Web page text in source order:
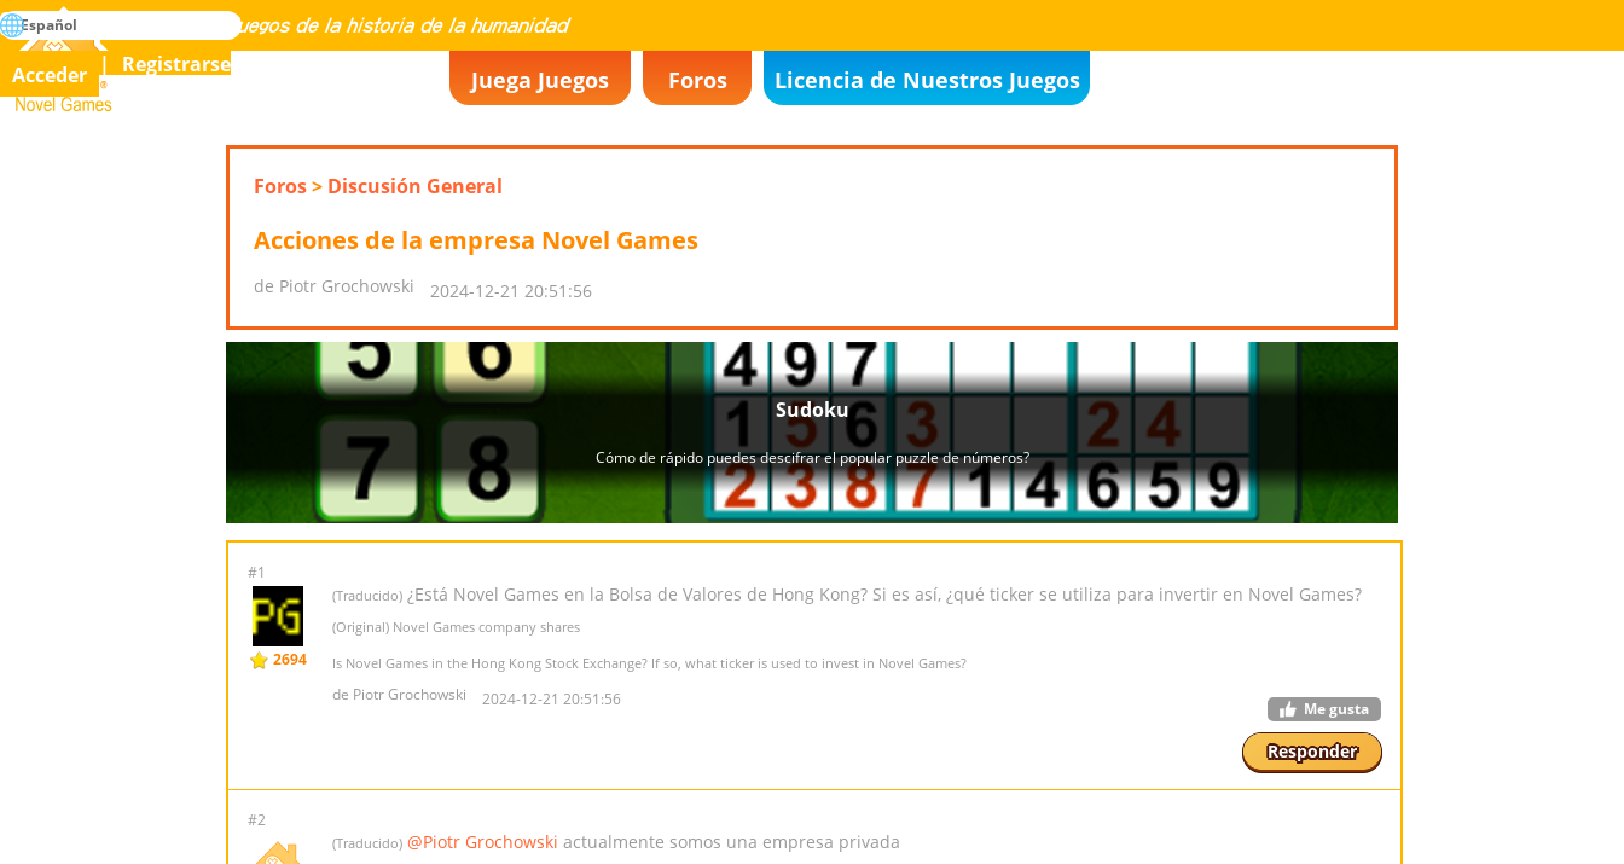
Novel Games
Maestría en todos los juegos de la historia de la humanidad
búsqueda
Juega Juegos Foros Licencia de Nuestros Juegos
Acceder Registrarse
Español
Foros> Discusión General
Acciones de la empresa Novel Games
de Piotr Grochowski 2024-12-21 20:51:56
#1
2694
(Traducido) ¿Está Novel Games en la Bolsa de Valores de Hong Kong? Si es así, ¿qué ticker se utiliza para invertir en Novel Games?
(Original) Novel Games company shares
Is Novel Games in the Hong Kong Stock Exchange? If so, what ticker is used to invest in Novel Games?
de Piotr Grochowski 2024-12-21 20:51:56 Me gusta
Responder
#2
(Traducido) @Piotr Grochowski actualmente somos una empresa privada